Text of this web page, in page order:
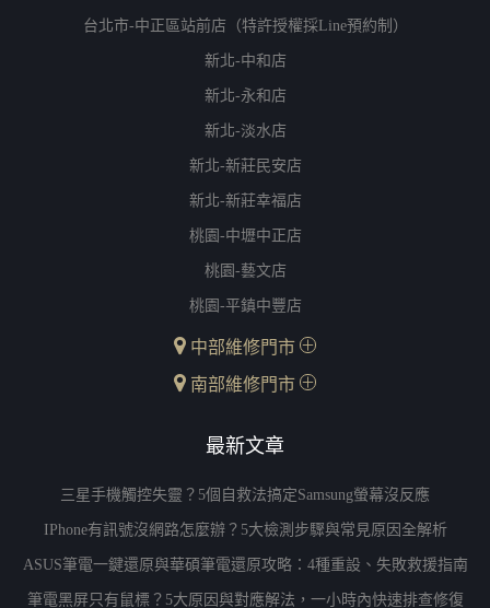
台北市-中正區站前店（特許授權採Line預約制）
新北-中和店
新北-永和店
新北-淡水店
新北-新莊民安店
新北-新莊幸福店
桃園-中壢中正店
桃園-藝文店
桃園-平鎮中豐店
中部維修門市
南部維修門市
最新文章
三星手機觸控失靈？5個自救法搞定Samsung螢幕沒反應
IPhone有訊號沒網路怎麼辦？5大檢測步驟與常見原因全解析
ASUS筆電一鍵還原與華碩筆電還原攻略：4種重設、失敗救援指南
筆電黑屏只有鼠標？5大原因與對應解法，一小時內快速排查修復